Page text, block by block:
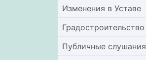
Изменения в Уставе
Градостроительство
Публичные слушания